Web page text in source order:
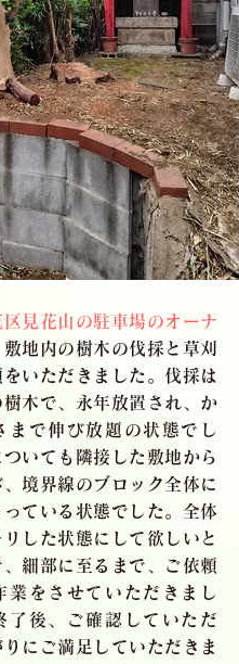
見花山の駐車場のオーナ
敷地内の樹木の伐採と草刈
をいただきました。伐採は
木で、永年放置され、か
まで伸び放題の状態でし
いても隣接した敷地から
境界線のブロック全体に
ている状態でした。全体
した状態にして欲しいと
細部に至るまで、ご依頼
業をさせていただきまし
了後、ご確認していただ
りにご満足していただきま